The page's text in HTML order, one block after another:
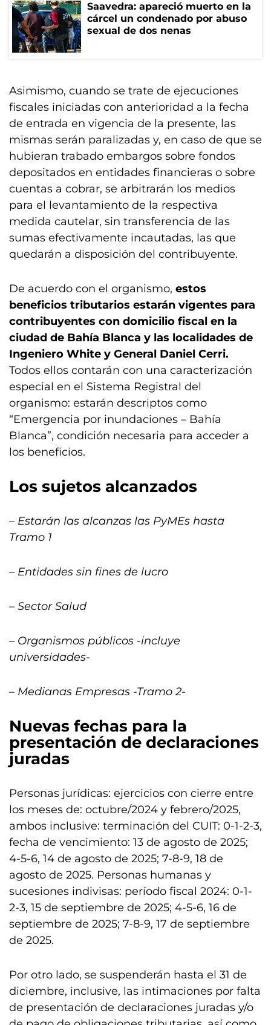
Saavedra: apareció muerto en la
cárcel un condenado por abuso
sexual de dos nenas
Asimismo, cuando se trate de ejecuciones
fiscales iniciadas con anterioridad a la fecha
de entrada en vigencia de la presente, las
mismas serán paralizadas y, en caso de que se
hubieran trabado embargos sobre fondos
depositados en entidades financieras o sobre
cuentas a cobrar, se arbitrarán los medios
para el levantamiento de la respectiva
medida cautelar, sin transferencia de las
sumas efectivamente incautadas, las que
quedarán a disposición del contribuyente.
De acuerdo con el organismo, estos
beneficios tributarios estarán vigentes para
contribuyentes con domicilio fiscal en la
ciudad de Bahía Blanca y las localidades de
Ingeniero White y General Daniel Cerri.
Todos ellos contarán con una caracterización
especial en el Sistema Registral del
organismo: estarán descriptos como
“Emergencia por inundaciones – Bahía
Blanca”, condición necesaria para acceder a
los beneficios.
Los sujetos alcanzados
– Estarán las alcanzas las PyMEs hasta
Tramo 1
– Entidades sin fines de lucro
– Sector Salud
– Organismos públicos -incluye
universidades-
– Medianas Empresas -Tramo 2-
Nuevas fechas para la
presentación de declaraciones
juradas
Personas jurídicas: ejercicios con cierre entre
los meses de: octubre/2024 y febrero/2025,
ambos inclusive: terminación del CUIT: 0-1-2-3,
fecha de vencimiento: 13 de agosto de 2025;
4-5-6, 14 de agosto de 2025; 7-8-9, 18 de
agosto de 2025. Personas humanas y
sucesiones indivisas: período fiscal 2024: 0-1-
2-3, 15 de septiembre de 2025; 4-5-6, 16 de
septiembre de 2025; 7-8-9, 17 de septiembre
de 2025.
Por otro lado, se suspenderán hasta el 31 de
diciembre, inclusive, las intimaciones por falta
de presentación de declaraciones juradas y/o